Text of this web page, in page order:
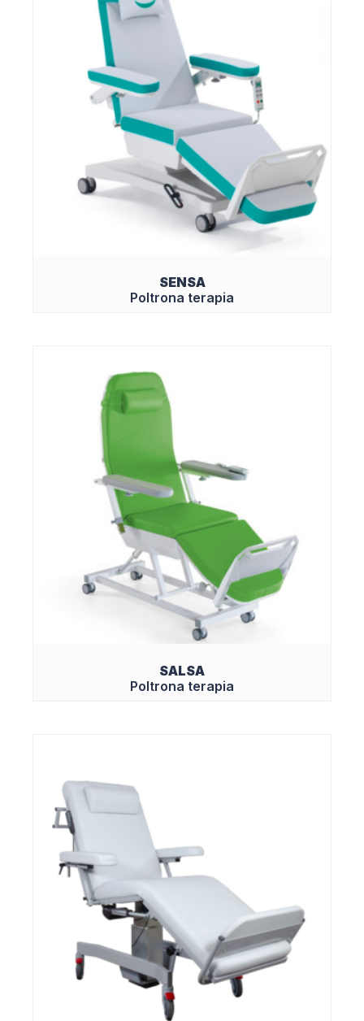
SENSA
Poltrona terapia
SALSA
Poltrona terapia